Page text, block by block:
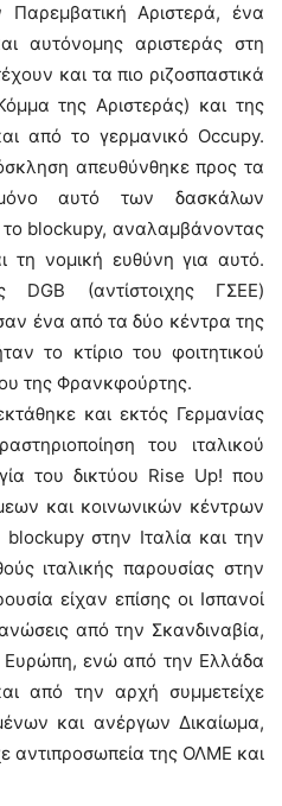
Παρεμβατική Αριστερά, ένα
αυτόνομης αριστεράς στη
και τα πιο ριζοσπαστικά
της Αριστεράς) και της
από το γερμανικό Οccupy.
απευθύνθηκε προς τα
μόνο αυτό των δασκάλων
το blockupy, αναλαμβάνοντας
τη νομική ευθύνη για αυτό.
(αντίστοιχης ΓΣΕΕ)
ένα από τα δύο κέντρα της
το κτίριο του φοιτητικού
της Φρανκφούρτης.
και εκτός Γερμανίας
του ιταλικού
του δικτύου Rise Up! που
και κοινωνικών κέντρων
στην Ιταλία και την
ιταλικής παρουσίας στην
είχαν επίσης οι Ισπανοί
από την Σκανδιναβία,
Ευρώπη, ενώ από την Ελλάδα
από την αρχή συμμετείχε
και ανέργων Δικαίωμα,
αντιπροσωπεία της ΟΛΜΕ και